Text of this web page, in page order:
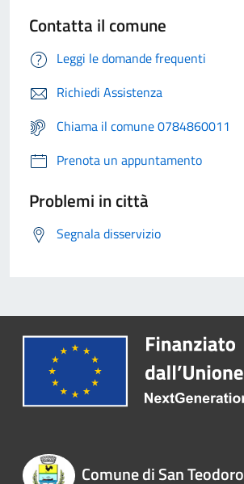
Contatta il comune
Leggi le domande frequenti
Richiedi Assistenza
Chiama il comune 0784860011
Prenota un appuntamento
Problemi in città
Segnala disservizio
Comune di San Teodoro